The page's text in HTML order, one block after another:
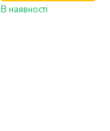
В наявності